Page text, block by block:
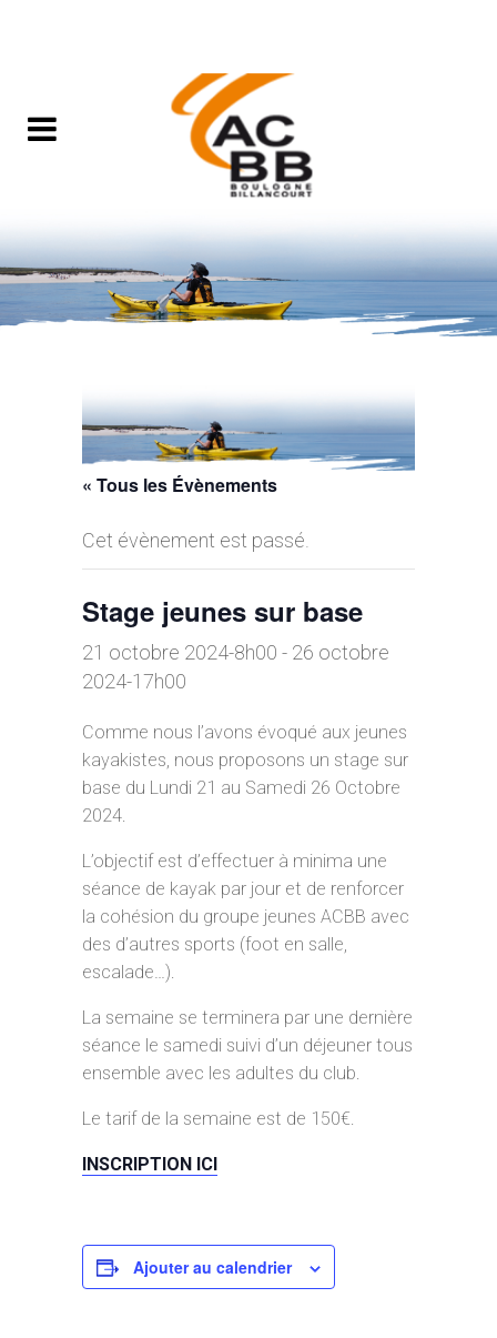
« Tous les Évènements
Cet évènement est passé.
Stage jeunes sur base
21 octobre 2024-8h00 - 26 octobre
2024-17h00
Comme nous l’avons évoqué aux jeunes
kayakistes, nous proposons un stage sur
base du Lundi 21 au Samedi 26 Octobre
2024.
L’objectif est d’effectuer à minima une
séance de kayak par jour et de renforcer
la cohésion du groupe jeunes ACBB avec
des d’autres sports (foot en salle,
escalade…).
La semaine se terminera par une dernière
séance le samedi suivi d’un déjeuner tous
ensemble avec les adultes du club.
Le tarif de la semaine est de 150€.
INSCRIPTION ICI
Ajouter au calendrier